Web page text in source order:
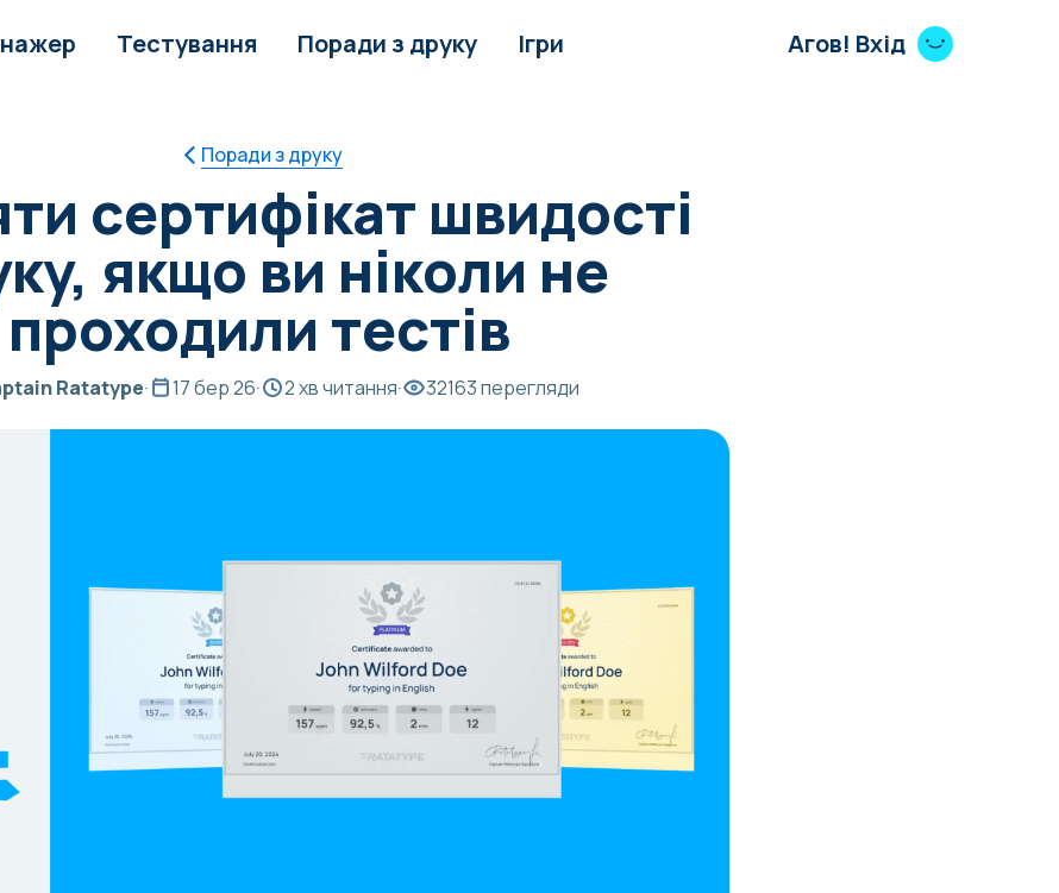
Тестування Поради з друку Ігри Агов! Вхід
Поради з друку
сертифікат швидості
якщо ви ніколи не
проходили тестів
Ratatype· 17 бер 26· 2 хв читання· 32163 перегляди